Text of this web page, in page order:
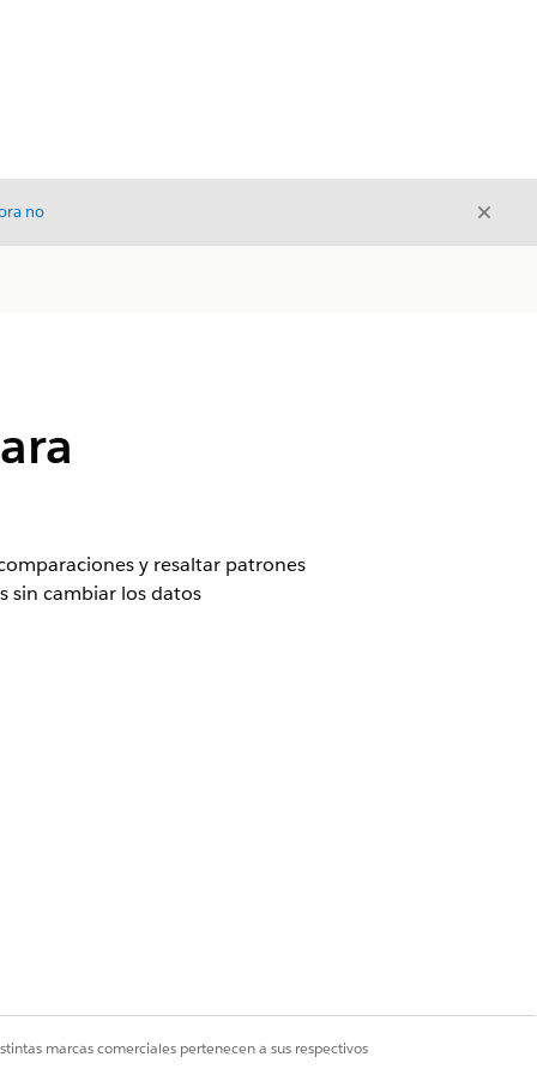
no Cerrar
y resaltar patrones
sin cambiar los datos
entre los 10 estados
e identificar rápidamente
marcas comerciales pertenecen a sus respectivos